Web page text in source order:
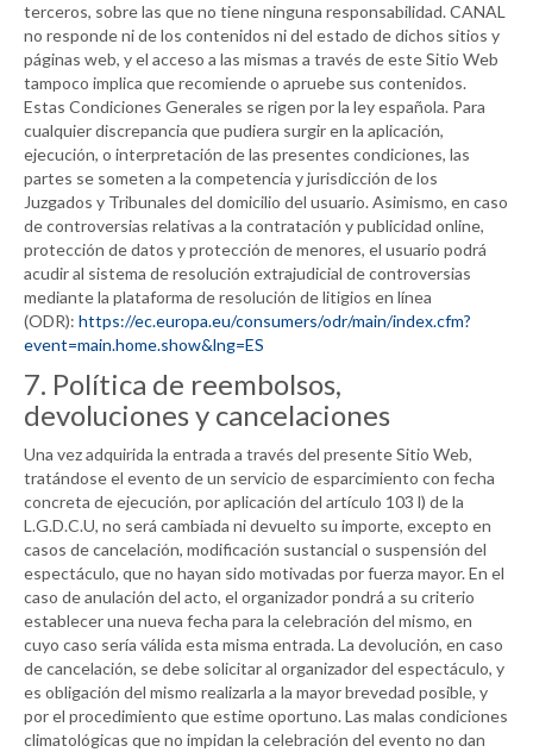
terceros, sobre las que no tiene ninguna responsabilidad.CANAL
no responde ni de los contenidos ni del estado de dichos sitios y
páginas web, y el acceso a las mismas a través de este Sitio Web
tampoco implica que recomiende o apruebe sus contenidos.
Estas Condiciones Generales se rigen por la ley española. Para
cualquier discrepancia que pudiera surgir en la aplicación,
ejecución, o interpretación de las presentes condiciones, las
partes se someten a la competencia y jurisdicción de los
Juzgados y Tribunales del domicilio del usuario. Asimismo, en caso
de controversias relativas a la contratación y publicidad online,
protección de datos y protección de menores, el usuario podrá
acudir al sistema de resolución extrajudicial de controversias
mediante la plataforma de resolución de litigios en línea
(ODR): https://ec.europa.eu/consumers/odr/main/index.cfm?
event=main.home.show&lng=ES
7. Política de reembolsos,
devoluciones y cancelaciones
Una vez adquirida la entrada a través del presente Sitio Web,
tratándose el evento de un servicio de esparcimiento con fecha
concreta de ejecución, por aplicación del artículo 103 l) de la
L.G.D.C.U, no será cambiada ni devuelto su importe, excepto en
casos de cancelación, modificación sustancial o suspensión del
espectáculo, que no hayan sido motivadas por fuerza mayor. En el
caso de anulación del acto, el organizador pondrá a su criterio
establecer una nueva fecha para la celebración del mismo, en
cuyo caso sería válida esta misma entrada. La devolución, en caso
de cancelación, se debe solicitar al organizador del espectáculo, y
es obligación del mismo realizarla a la mayor brevedad posible, y
por el procedimiento que estime oportuno. Las malas condiciones
climatológicas que no impidan la celebración del evento no dan